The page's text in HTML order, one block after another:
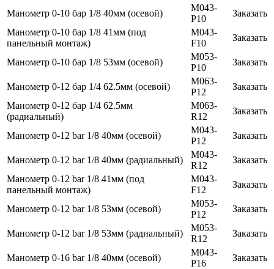
Манометр 0-10 бар 1/8 40мм (осевой)
M043-
P10
Заказать
Манометр 0-10 бар 1/8 41мм (под
панельный монтаж)
M043-
F10
Заказать
Манометр 0-10 бар 1/8 53мм (осевой)
M053-
P10
Заказать
Манометр 0-12 бар 1/4 62.5мм (осевой)
M063-
P12
Заказать
Манометр 0-12 бар 1/4 62.5мм
(радиальный)
M063-
R12
Заказать
Манометр 0-12 bar 1/8 40мм (осевой)
M043-
P12
Заказать
Манометр 0-12 bar 1/8 40мм (радиальный)
M043-
R12
Заказать
Манометр 0-12 bar 1/8 41мм (под
панельный монтаж)
M043-
F12
Заказать
Манометр 0-12 bar 1/8 53мм (осевой)
M053-
P12
Заказать
Манометр 0-12 bar 1/8 53мм (радиальный)
M053-
R12
Заказать
Манометр 0-16 bar 1/8 40мм (осевой)
M043-
P16
Заказать